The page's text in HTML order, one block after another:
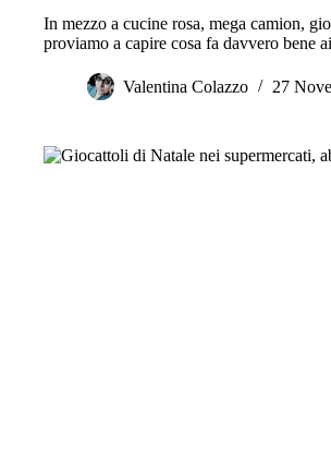
In mezzo a cucine rosa, mega camion,
proviamo a capire cosa fa davvero bene
Valentina Colazzo 27